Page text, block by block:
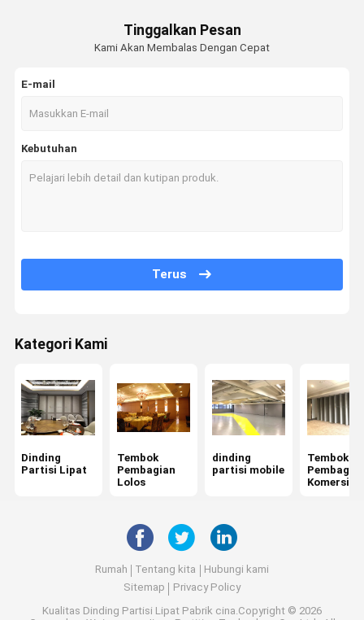
Tembok Pembagian Lolos
Tembok Pembagian Komersial
Tembok pemisah yang bisa ditarik
Dinding partisi khusus
Dinding Pembagian Kantor
Partisi Ruang Konferensi
Pembagi dinding sementara
Tinggalkan Pesan
Kami Akan Membalas Dengan Cepat
E-mail
Kebutuhan
Terus
Kategori Kami
Dinding
Partisi Lipat
Tembok
Pembagian
Lolos
dinding
partisi mobile
Tembok
Komersial
Rumah Tentang kita
Hubungi kami
Sitemap
Privacy Policy
Kualitas Dinding Partisi Lipat Pabrik cina.Copyright © 2026